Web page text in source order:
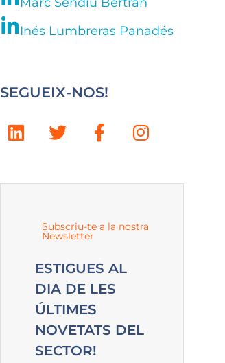
Inés Lumbreras Panadés
SEGUEIX-NOS!
Subscriu-te a la nostra
Newsletter
ESTIGUES AL
DIA DE LES
ÚLTIMES
NOVETATS DEL
SECTOR!